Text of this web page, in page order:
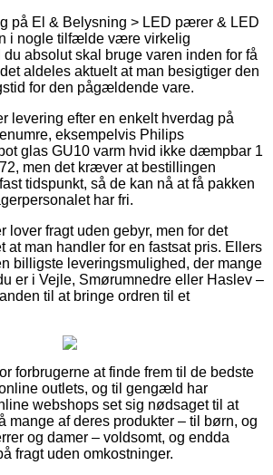
på El & Belysning > LED pærer & LED
i nogle tilfælde være virkelig
absolut skal bruge varen inden for få
aldeles aktuelt at man besigtiger den
for den pågældende vare.
levering efter en enkelt hverdag på
eksempelvis Philips
glas GU10 varm hvid ikke dæmpbar 1
men det kræver at bestillingen
tidspunkt, så de kan nå at få pakken
har fri.
lover fragt uden gebyr, men for det
at man handler for en fastsat pris. Ellers
billigste leveringsmulighed, der mange
er i Vejle, Smørumnedre eller Haslev –
til at bringe ordren til et
forbrugerne at finde frem til de bedste
outlets, og til gengæld har
webshops set sig nødsaget til at
mange af deres produkter – til børn, og
og damer – voldsomt, og endda
fragt uden omkostninger.